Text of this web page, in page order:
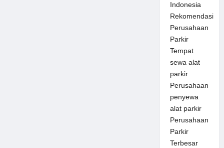
Indonesia
Rekomendasi
Perusahaan
Parkir
Tempat
sewa alat
parkir
Perusahaan
penyewa
alat parkir
Perusahaan
Parkir
Terbesar